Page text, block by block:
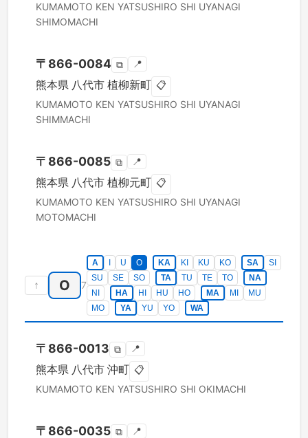
KUMAMOTO KEN YATSUSHIRO SHI UYANAGI
SHIMOMACHI
〒 866-0084 ⧉ 📍
熊本県 八代市 植柳新町 📋
KUMAMOTO KEN YATSUSHIRO SHI UYANAGI
SHIMMACHI
〒 866-0085 ⧉ 📍
熊本県 八代市 植柳元町 📋
KUMAMOTO KEN YATSUSHIRO SHI UYANAGI
MOTOMACHI
↑ O 7
A U O KA KI KU KO SA
SI
SU
SE SO TA TU TE TO
NA
NI
HA HI HU HO MA MI
MU
MO
YA YU YO WA
〒 866-0013 ⧉ 📍
熊本県 八代市 沖町 📋
KUMAMOTO KEN YATSUSHIRO SHI OKIMACHI
〒 866-0035 ⧉ 📍